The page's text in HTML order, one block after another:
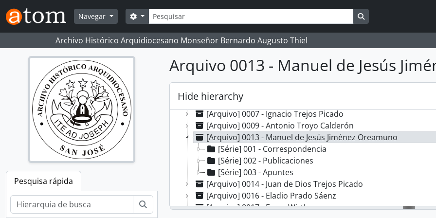
Skip to main content
Navegar
Pesquisar
Search options
Archivo Histórico Arquidiocesano Monseñor Bernardo Augusto Thiel
Pesquisa rápida
Pesquisar
Arquivo 0013 - Manuel de Jesús
Hide hierarchy
[Arquivo] 0001 - Bernardo Augusto Thiel Hoffman
[Arquivo] 0003 - Rafael Otón Castro Jiménez
[Arquivo] 0004 - Víctor Sanabria Martínez
[Arquivo] 0007 - Ignacio Trejos Picado
[Arquivo] 0009 - Antonio Troyo Calderón
[Arquivo] 0013 - Manuel de Jesús Jiménez Oreamuno
[Série] 001 - Correspondencia
[Série] 002 - Publicaciones
[Série] 003 - Apuntes
[Arquivo] 0014 - Juan de Dios Trejos Picado
[Arquivo] 0016 - Eladio Prado Sáenz
[Arquivo] 0017 - Franz Wirth